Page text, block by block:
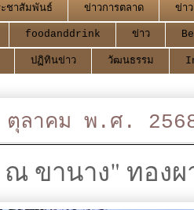
ชาสัมพันธ์ ข่าวการตลาด ข่า
foodanddrink ข่าว
ปฏิทินข่าว วัฒนธรรม
ตุลาคม พ.ศ.
ณ ขานาง" ทอง